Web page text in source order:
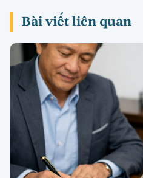
Bài viết liên quan